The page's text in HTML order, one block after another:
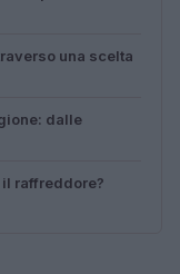
una scelta
dalle
raffreddore?